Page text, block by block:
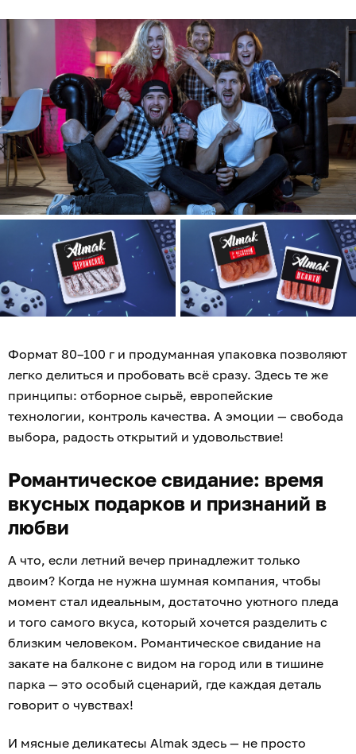
Формат 80–100 г и продуманная упаковка позволяют
легко делиться и пробовать всё сразу. Здесь те же
принципы: отборное сырьё, европейские
технологии, контроль качества. А эмоции — свобода
выбора, радость открытий и удовольствие!
Романтическое свидание: время
вкусных подарков и признаний в
любви
А что, если летний вечер принадлежит только
двоим? Когда не нужна шумная компания, чтобы
момент стал идеальным, достаточно уютного пледа
и того самого вкуса, который хочется разделить с
близким человеком. Романтическое свидание на
закате на балконе с видом на город или в тишине
парка — это особый сценарий, где каждая деталь
говорит о чувствах!
И мясные деликатесы Almak здесь — не просто